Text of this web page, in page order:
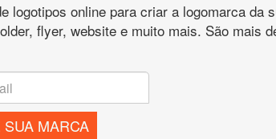
logotipos online para criar a logomarca da
flyer, website e muito mais. São mais
SUA MARCA